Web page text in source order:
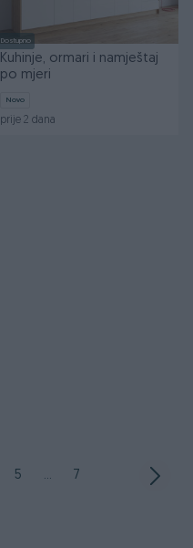
Dostupno
Kuhinje, ormari i namještaj
po mjeri
Novo
prije 2 dana
5 ... 7